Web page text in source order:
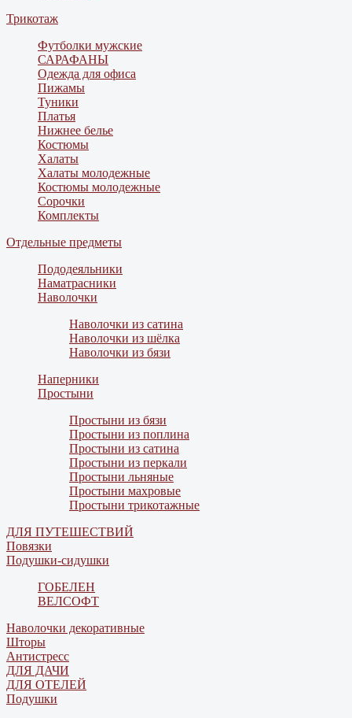
Трикотаж
Футболки мужские
САРАФАНЫ
Одежда для офиса
Пижамы
Туники
Платья
Нижнее белье
Костюмы
Халаты
Халаты молодежные
Костюмы молодежные
Сорочки
Комплекты
Отдельные предметы
Пододеяльники
Наматрасники
Наволочки
Наволочки из сатина
Наволочки из шёлка
Наволочки из бязи
Наперники
Простыни
Простыни из бязи
Простыни из поплина
Простыни из сатина
Простыни из перкали
Простыни льняные
Простыни махровые
Простыни трикотажные
ДЛЯ ПУТЕШЕСТВИЙ
Повязки
Подушки-сидушки
ГОБЕЛЕН
ВЕЛСОФТ
Наволочки декоративные
Шторы
Антистресс
ДЛЯ ДАЧИ
ДЛЯ ОТЕЛЕЙ
Подушки